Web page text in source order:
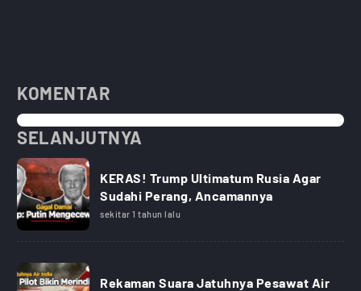
KOMENTAR
SELANJUTNYA
KERAS! Trump Ultimatum Rusia Agar
Sudahi Perang, Ancamannya
sekitar 1 tahun lalu
Rekaman Suara Jatuhnya Pesawat Air